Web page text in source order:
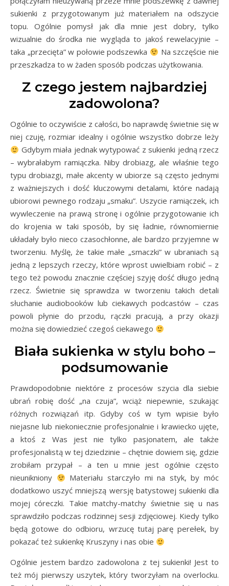
sukienki z przygotowanym już materiałem na odszycie
topu. Ogólnie pomysł jak dla mnie jest dobry, tylko
wizualnie do środka nie wygląda to jakoś rewelacyjnie –
taka „przecięta” w połowie podszewka
Na szczęście nie
przeszkadza to w żaden sposób podczas użytkowania.
Z czego jestem najbardziej
zadowolona?
Ogólnie to oczywiście z całości, bo naprawdę świetnie się w
niej czuję, rozmiar idealny i ogólnie wszystko dobrze leży
Gdybym miała jednak wytypować z sukienki jedną rzecz
– wybrałabym ramiączka. Niby drobiazg, ale właśnie tego
typu drobiazgi, małe akcenty w ubiorze są często jednymi
z ważniejszych i dość kluczowymi detalami, które nadają
ubiorowi pewnego rodzaju „smaku”. Uszycie ramiączek, ich
wywleczenie na prawą stronę i ogólnie przygotowanie ich
do krojenia w taki sposób, by się ładnie, równomiernie
układały było nieco czasochłonne, ale bardzo przyjemne w
tworzeniu. Myślę, że takie małe „smaczki” w ubraniach są
jedną z lepszych rzeczy, które wprost uwielbiam robić – z
tego też powodu znacznie częściej szyję dość długo jedną
rzecz. Świetnie się sprawdza w tworzeniu takich detali
słuchanie audiobooków lub ciekawych podcastów – czas
powoli płynie do przodu, rączki pracują, a przy okazji
można się dowiedzieć czegoś ciekawego
Biała sukienka w stylu boho –
podsumowanie
Prawdopodobnie niektóre z procesów szycia dla siebie
ubrań robię dość „na czuja”, wciąż niepewnie, szukając
różnych rozwiązań itp. Gdyby coś w tym wpisie było
niejasne lub niekoniecznie profesjonalnie i krawiecko ujęte,
a ktoś z Was jest nie tylko pasjonatem, ale także
profesjonalistą w tej dziedzinie – chętnie dowiem się, gdzie
zrobiłam przypał – a ten u mnie jest ogólnie często
nieunikniony
Materiału starczyło mi na styk, by móc
dodatkowo uszyć mniejszą wersję batystowej sukienki dla
mojej córeczki. Takie matchy-matchy świetnie się u nas
sprawdziło podczas rodzinnej sesji zdjęciowej. Kiedy tylko
będą gotowe do odbioru, wrzucę tutaj parę perełek, by
pokazać też sukienkę Kruszyny i nas obie
Ogólnie jestem bardzo zadowolona z tej sukienki! Jest to
też mój pierwszy uszytek, który tworzyłam na overlocku.